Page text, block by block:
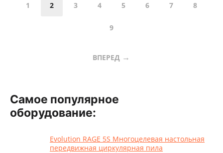
1 2 3 4 5 6 7 8
9
ВПЕРЕД
Самое популярное
оборудование:
Evolution RAGE 5S Многоцелевая настольная
передвижная циркулярная пила